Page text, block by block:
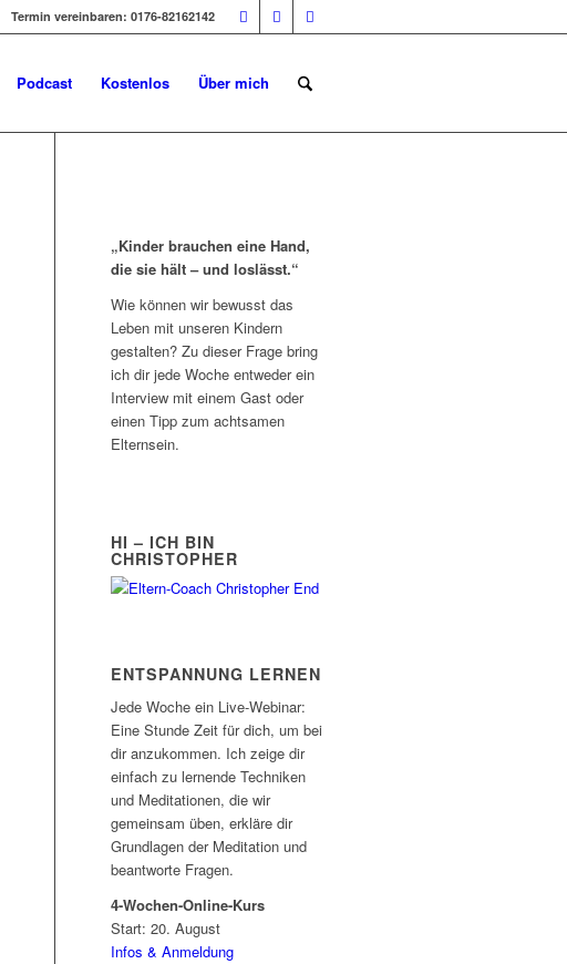
Termin vereinbaren: 0176-82162142
Podcast Kostenlos Über mich
„Kinder brauchen eine Hand,
die sie hält – und loslässt.“
Wie können wir bewusst das
Leben mit unseren Kindern
gestalten? Zu dieser Frage bring
ich dir jede Woche entweder ein
Interview mit einem Gast oder
einen Tipp zum achtsamen
Elternsein.
HI – ICH BIN
CHRISTOPHER
ENTSPANNUNG LERNEN
Jede Woche ein Live-Webinar:
Eine Stunde Zeit für dich, um bei
dir anzukommen. Ich zeige dir
einfach zu lernende Techniken
und Meditationen, die wir
gemeinsam üben, erkläre dir
Grundlagen der Meditation und
beantworte Fragen.
4-Wochen-Online-Kurs
Start: 20. August
Infos & Anmeldung